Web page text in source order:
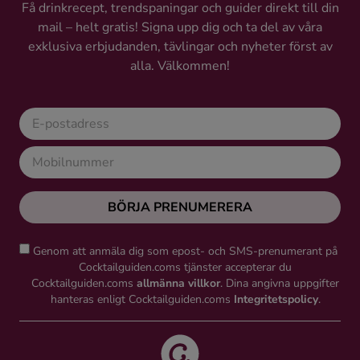
Få drinkrecept, trendspaningar och guider direkt till din
mail – helt gratis! Signa upp dig och ta del av våra
exklusiva erbjudanden, tävlingar och nyheter först av
alla. Välkommen!
BÖRJA PRENUMERERA
Genom att anmäla dig som epost- och SMS-prenumerant på
Cocktailguiden.coms tjänster accepterar du
Cocktailguiden.coms allmänna villkor. Dina angivna uppgifter
hanteras enligt Cocktailguiden.coms Integritetspolicy.